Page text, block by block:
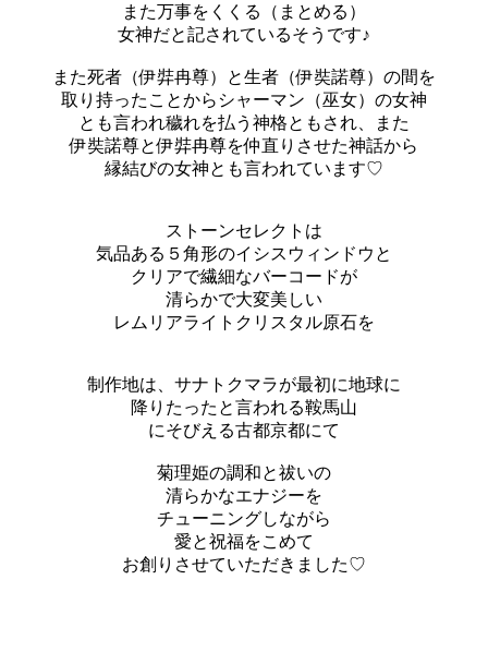
また万事をくくる（まとめる）
女神だと記されているそうです♪
また死者（伊弉冉尊）と生者（伊奘諾尊）の間を
取り持ったことからシャーマン（巫女）の女神
とも言われ穢れを払う神格ともされ、また
伊奘諾尊と伊弉冉尊を仲直りさせた神話から
縁結びの女神とも言われています♡
ストーンセレクトは
気品ある５角形のイシスウィンドウと
クリアで繊細なバーコードが
清らかで大変美しい
レムリアライトクリスタル原石を
制作地は、サナトクマラが最初に地球に
降りたったと言われる鞍馬山
にそびえる古都京都にて
菊理姫の調和と祓いの
清らかなエナジーを
チューニングしながら
愛と祝福をこめて
お創りさせていただきました♡